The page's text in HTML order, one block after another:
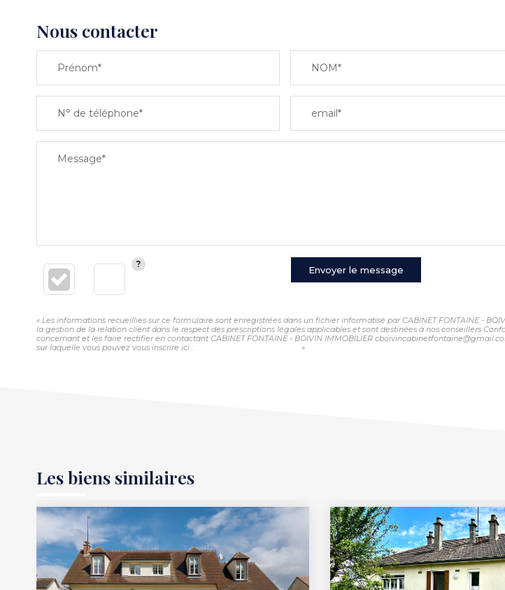
Nous contacter
Prénom* NOM*
N° de téléphone* email*
Message*
Envoyer le message
« Les informations recueillies sur ce formulaire sont enregistrées dans un fichier informatisé par CABINET FONTAINE -
la gestion de la relation client dans le respect des prescriptions légales applicables et sont destinées à nos conseillers
concernant et les faire rectifier en contactant CABINET FONTAINE - BOIVIN IMMOBILIER
sur laquelle vous pouvez vous inscrire ici :
»
Les biens similaires